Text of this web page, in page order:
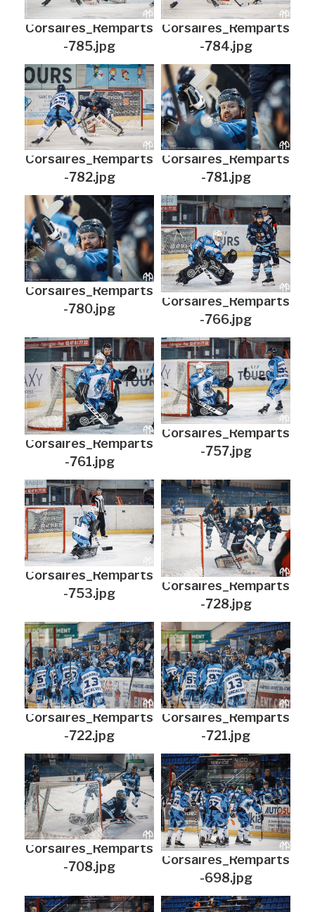
Corsaires_Remparts
-785.jpg
Corsaires_Remparts
-784.jpg
Corsaires_Remparts
-782.jpg
Corsaires_Remparts
-781.jpg
Corsaires_Remparts
-780.jpg
Corsaires_Remparts
-766.jpg
Corsaires_Remparts
-761.jpg
Corsaires_Remparts
-757.jpg
Corsaires_Remparts
-753.jpg
Corsaires_Remparts
-728.jpg
Corsaires_Remparts
-722.jpg
Corsaires_Remparts
-721.jpg
Corsaires_Remparts
-708.jpg
Corsaires_Remparts
-698.jpg